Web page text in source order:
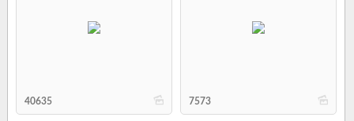
b
40635 b
7573